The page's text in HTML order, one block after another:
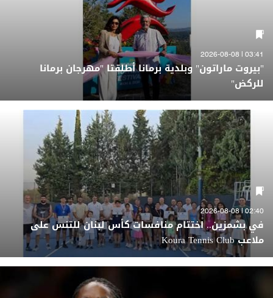
03:41 | 2026-08-08
"بيروت ماراتون" وبلدية برمانا أطلقتا "مهرجان برمانا
للركض"
02:40 | 2026-08-08
في بشمزين.. اختتام منافسات كأس لبنان للتنس على
ملاعب Koura Tennis Club